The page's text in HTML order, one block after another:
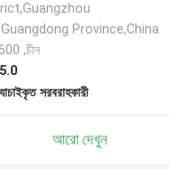
Province,China
,চীন
5.0
যাচাইকৃত সরবরাহকারী
আরো দেখুন